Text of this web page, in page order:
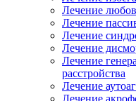
Лечение
Лечение
Лечение
Лечение
Лечение
расстройства
Лечение
Лечение